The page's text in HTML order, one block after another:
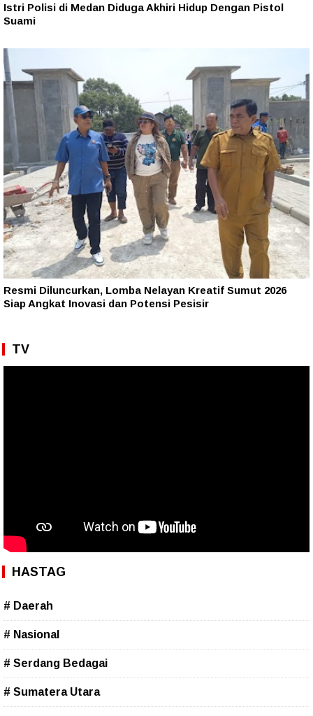
Istri Polisi di Medan Diduga Akhiri Hidup Dengan Pistol
Suami
Resmi Diluncurkan, Lomba Nelayan Kreatif Sumut 2026
Siap Angkat Inovasi dan Potensi Pesisir
TV
HASTAG
# Daerah
# Nasional
# Serdang Bedagai
# Sumatera Utara